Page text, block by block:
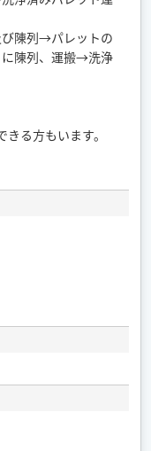
陳列→パレットの
陳列、運搬→洗浄
る方もいます。